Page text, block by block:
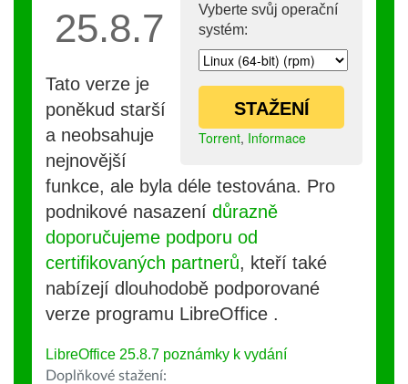
Vyberte svůj operační
systém:
STAŽENÍ
Torrent, Informace
25.8.7
Tato verze je
poněkud starší
a neobsahuje
nejnovější
funkce, ale byla déle testována. Pro
podnikové nasazení důrazně
doporučujeme podporu od
certifikovaných partnerů, kteří také
nabízejí dlouhodobě podporované
verze programu LibreOffice .
LibreOffice 25.8.7 poznámky k vydání
Doplňkové stažení: